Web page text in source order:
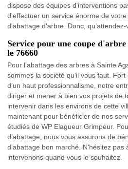
dispose des équipes d'interventions
d'effectuer un service énorme de
d'abattage d'arbre. Donc,
Service pour une coupe
le 76660
Pour l'abattage des arbres à Sainte
sommes la société qu’il vous faut.
d’un haut professionnalisme, notre
diriger et mener à bien vos projets de
intervenir dans les environs de cette
maintenant pour bénéficier de nos
étudiés de WP Elagueur Grimpeur.
d’abattage, nous vous assurons de
d’abattage bon marché. N'hésitez pas
intervenons quand vous le souhaitez.